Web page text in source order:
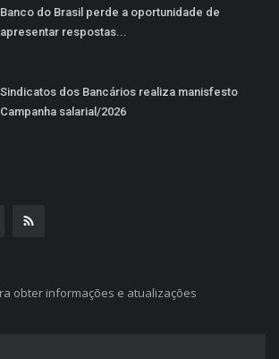
Banco do Brasil perde a oportunidade de
apresentar respostas...
Sindicatos dos Bancários realiza manisfesto
Campanha salarial/2026
obter informações e atualizações